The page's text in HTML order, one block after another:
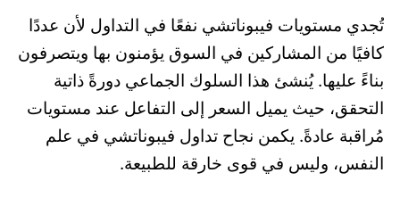
تُجدي مستويات فيبوناتشي نفعًا في التداول لأن عددًا
كافيًا من المشاركين في السوق يؤمنون بها ويتصرفون
بناءً عليها. يُنشئ هذا السلوك الجماعي دورةً ذاتية
التحقق، حيث يميل السعر إلى التفاعل عند مستويات
مُراقبة عادةً. يكمن نجاح تداول فيبوناتشي في علم
النفس، وليس في قوى خارقة للطبيعة.